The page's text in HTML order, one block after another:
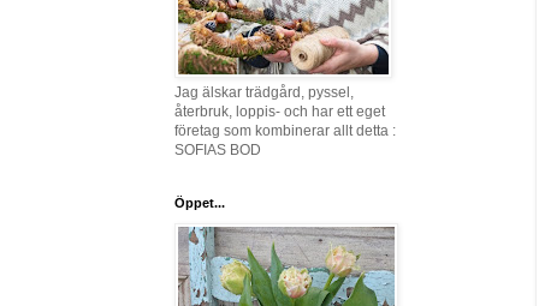
Jag älskar trädgård, pyssel,
återbruk, loppis- och har ett eget
företag som kombinerar allt detta :
SOFIAS BOD
Öppet...